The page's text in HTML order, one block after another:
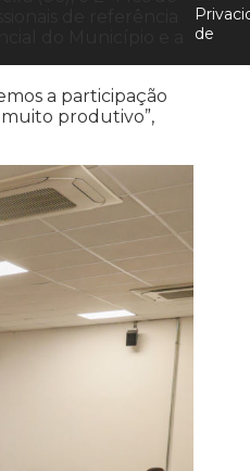
a participação
produtivo”,
de